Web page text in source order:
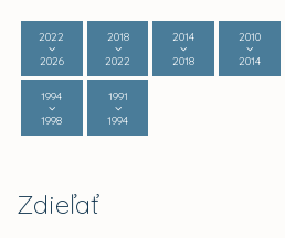
2022
2026
2018
2022
2014
2018
2010
2014
1994
1998
1991
1994
Zdieľať